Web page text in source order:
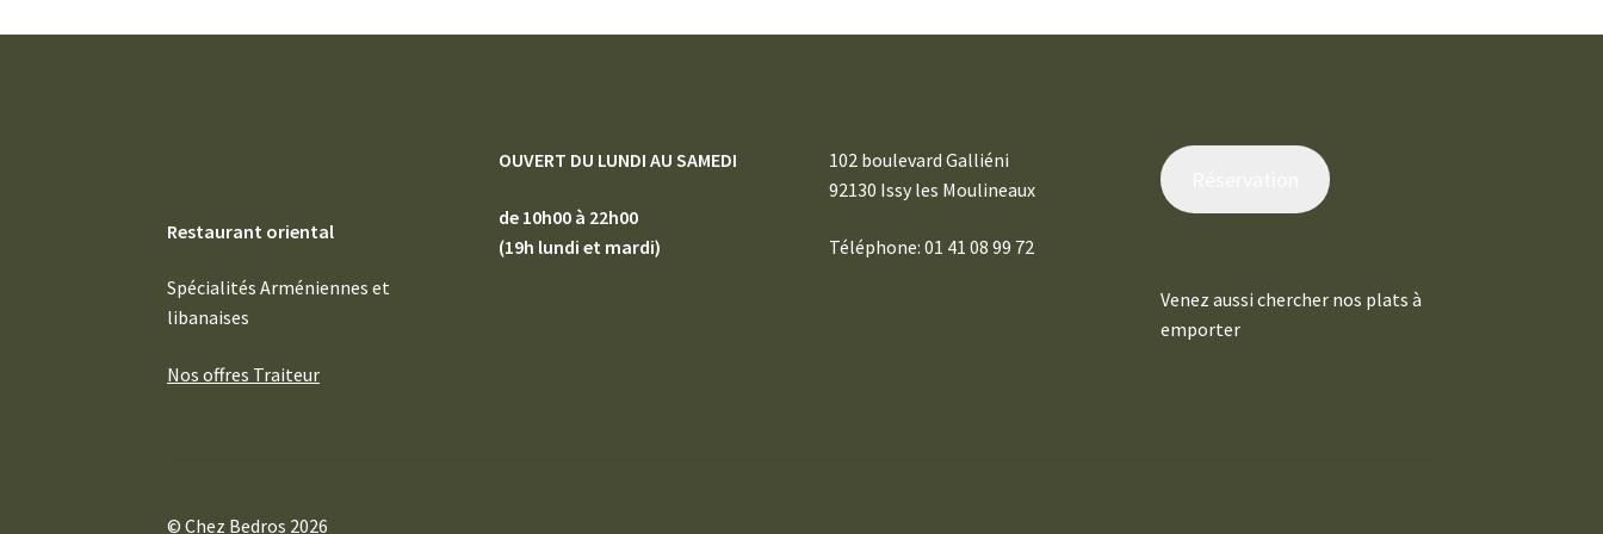
Restaurant oriental
Spécialités Arméniennes et
libanaises
Nos offres Traiteur
OUVERT DU LUNDI AU SAMEDI
de 10h00 à 22h00
(19h lundi et mardi)
102 boulevard Galliéni
92130 Issy les Moulineaux
Téléphone: 01 41 08 99 72
Venez aussi chercher nos plats à
emporter
© Chez Bedros 2026